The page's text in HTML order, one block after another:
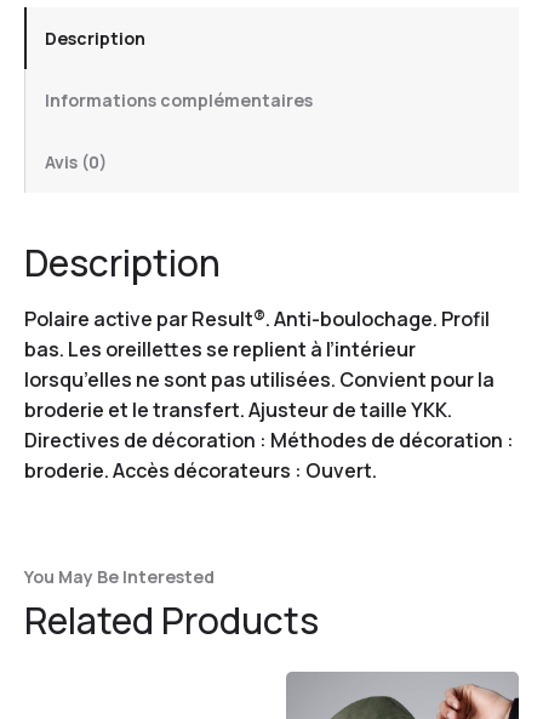
Description
Informations complémentaires
Avis (0)
Description
Polaire active par Result®. Anti-boulochage. Profil
bas. Les oreillettes se replient à l’intérieur
lorsqu’elles ne sont pas utilisées. Convient pour la
broderie et le transfert. Ajusteur de taille YKK.
Directives de décoration : Méthodes de décoration :
broderie. Accès décorateurs : Ouvert.
You May Be Interested
Related Products